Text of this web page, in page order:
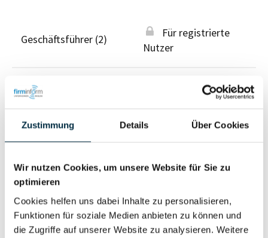
Zustimmung Details Über Cookies
Wir nutzen Cookies, um unsere Website für Sie zu
optimieren
Cookies helfen uns dabei Inhalte zu personalisieren,
Funktionen für soziale Medien anbieten zu können und
die Zugriffe auf unserer Website zu analysieren. Weitere
Geschäftsführer (2)
Für registrierte
Nutzer
Wirtschaftlich
Vollständiges
Unternehmensprofil
Eigentums- und Kontrollstruktur
Gesellschafterstruktur
Vollständiges
Unternehmensprofil